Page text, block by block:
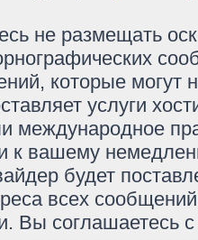
не размещать
которые могут
услуги
международное
к вашему
будет
всех
Вы